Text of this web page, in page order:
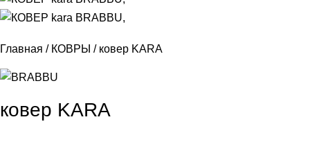
Главная КОВРЫ ковер KARA
ковер KARA